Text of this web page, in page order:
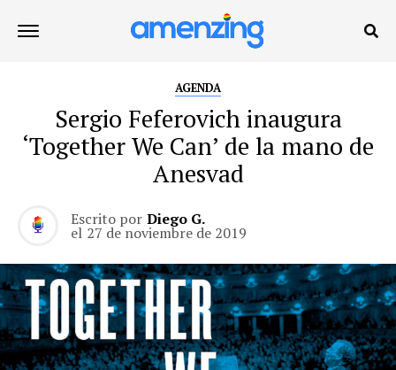
AGENDA
Sergio Feferovich inaugura
‘Together We Can’ de la mano de
Anesvad
Escrito por Diego G.
el 27 de noviembre de 2019